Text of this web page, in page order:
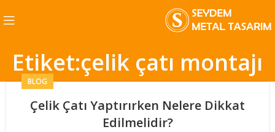
Etiket:çelik çatı montajı
BLOG
Çelik Çatı Yaptırırken Nelere Dikkat
Edilmelidir?